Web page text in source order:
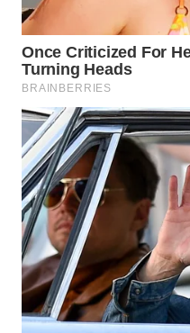
TAPANULI
TENGAH
SERDANG
WN
TEBING
TINGGI
WN
PAKPAK
WN